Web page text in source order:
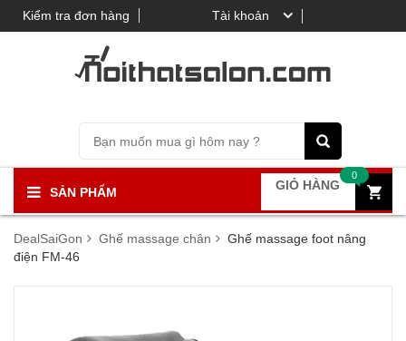
Tài khoản
Kiểm tra đơn hàng
SẢN PHẨM GIỎ HÀNG
0
DealSaiGon Ghế massage chân
Ghế massage foot nâng
điện FM-46